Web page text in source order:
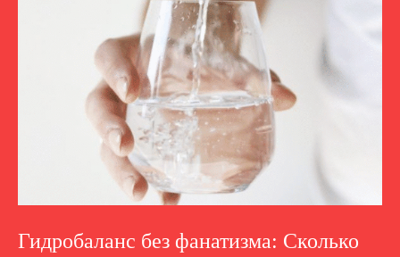
Гидробаланс без фанатизма: Сколько